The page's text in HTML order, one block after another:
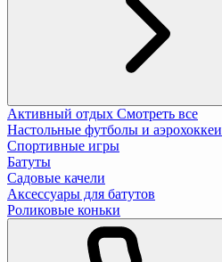
Активный отдых Смотреть все
Настольные футболы и аэрохоккеи
Спортивные игры
Батуты
Садовые качели
Аксессуары для батутов
Роликовые коньки